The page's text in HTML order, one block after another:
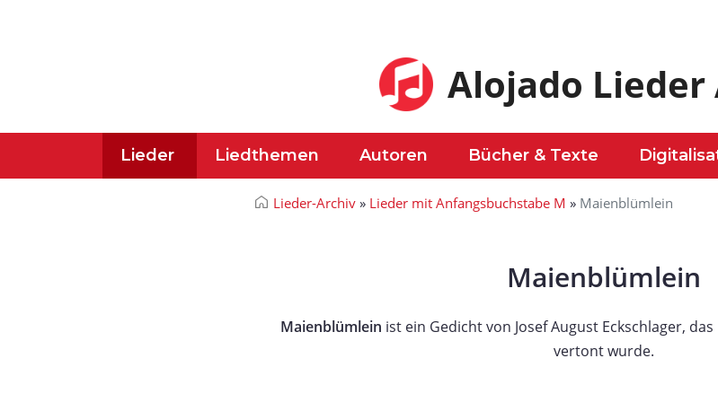
Alojado Lieder
Lieder Liedthemen Autoren Bücher & Texte
Lieder-Archiv » Lieder mit Anfangsbuchstabe M » Maienblümlein
Maienblümlein
Maienblümlein ist ein Gedicht von Josef August Eckschlager,
vertont wurde.